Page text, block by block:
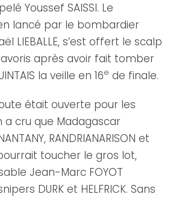
Youssef SAISSI. Le
lancé par le bombardier
LIEBALLE, s’est offert le scalp
après avoir fait tomber
la veille en 16e de finale.
était ouverte pour les
a cru que Madagascar
RANDRIANARISON et
toucher le gros lot,
Jean-Marc FOYOT
DURK et HELFRICK. Sans